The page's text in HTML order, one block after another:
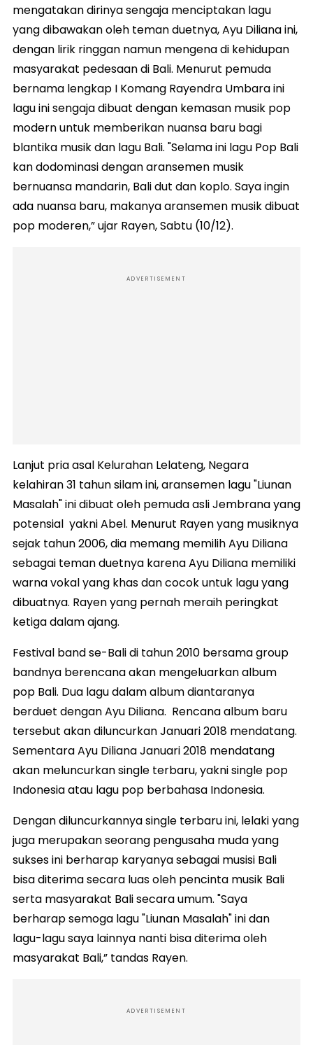
mengatakan dirinya sengaja menciptakan lagu
yang dibawakan oleh teman duetnya, Ayu Diliana ini,
dengan lirik ringgan namun mengena di kehidupan
masyarakat pedesaan di Bali. Menurut pemuda
bernama lengkap I Komang Rayendra Umbara ini
lagu ini sengaja dibuat dengan kemasan musik pop
modern untuk memberikan nuansa baru bagi
blantika musik dan lagu Bali. "Selama ini lagu Pop Bali
kan dodominasi dengan aransemen musik
bernuansa mandarin, Bali dut dan koplo. Saya ingin
ada nuansa baru, makanya aransemen musik dibuat
pop moderen,” ujar Rayen, Sabtu (10/12).
ADVERTISEMENT
Lanjut pria asal Kelurahan Lelateng, Negara
kelahiran 31 tahun silam ini, aransemen lagu "Liunan
Masalah" ini dibuat oleh pemuda asli Jembrana yang
potensial yakni Abel. Menurut Rayen yang musiknya
sejak tahun 2006, dia memang memilih Ayu Diliana
sebagai teman duetnya karena Ayu Diliana memiliki
warna vokal yang khas dan cocok untuk lagu yang
dibuatnya. Rayen yang pernah meraih peringkat
ketiga dalam ajang.
Festival band se-Bali di tahun 2010 bersama group
bandnya berencana akan mengeluarkan album
pop Bali. Dua lagu dalam album diantaranya
berduet dengan Ayu Diliana. Rencana album baru
tersebut akan diluncurkan Januari 2018 mendatang.
Sementara Ayu Diliana Januari 2018 mendatang
akan meluncurkan single terbaru, yakni single pop
Indonesia atau lagu pop berbahasa Indonesia.
Dengan diluncurkannya single terbaru ini, lelaki yang
juga merupakan seorang pengusaha muda yang
sukses ini berharap karyanya sebagai musisi Bali
bisa diterima secara luas oleh pencinta musik Bali
serta masyarakat Bali secara umum. "Saya
berharap semoga lagu "Liunan Masalah" ini dan
lagu-lagu saya lainnya nanti bisa diterima oleh
masyarakat Bali,” tandas Rayen.
ADVERTISEMENT